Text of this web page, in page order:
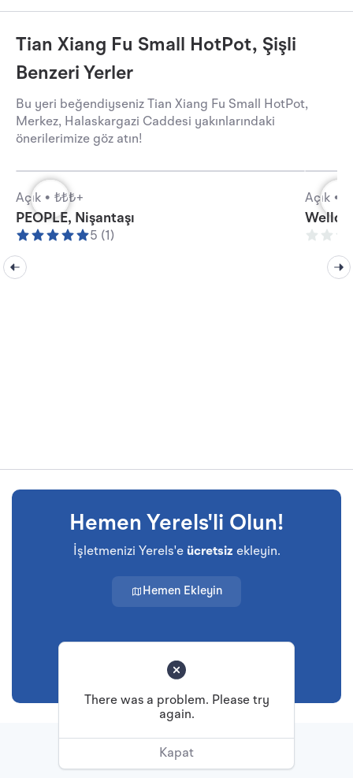
Tian Xiang Fu Small HotPot, Şişli
Benzeri Yerler
Bu yeri beğendiyseniz Tian Xiang Fu Small HotPot,
Merkez, Halaskargazi Caddesi yakınlarındaki
önerilerimize göz atın!
Açık • ₺₺₺+
PEOPLE, Nişantaşı
5 (1)
Açık •
Hemen Yerels'li Olun!
İşletmenizi Yerels'e ücretsiz ekleyin.
Hemen Ekleyin
© Tüm hakları saklıdır.
There was a problem. Please try
again.
Kapat